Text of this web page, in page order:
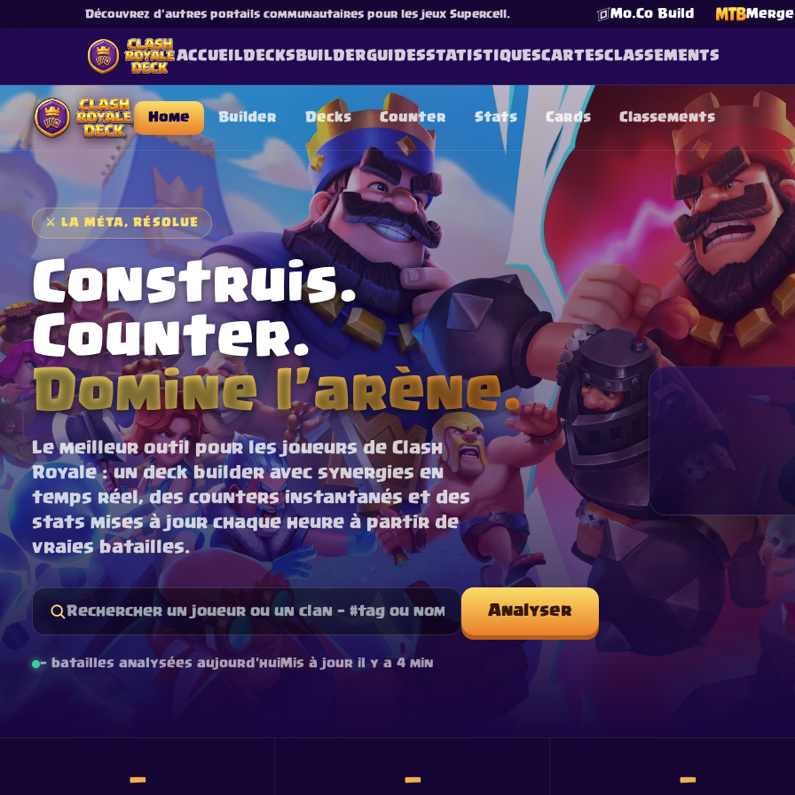
Découvrez d'autres portails communautaires pour les jeux Supercell. Mo.Co Build Merge
ACCUEILDECKSBUILDERGUIDESSTATISTIQUESCARTESCLASSEMENTS
Home Builder Decks Counter Stats Cards Classements
⚔ LA MÉTA, RÉSOLUE
Construis.
Counter.
Domine l'arène.
Le meilleur outil pour les joueurs de Clash
Royale : un deck builder avec synergies en
temps réel, des counters instantanés et des
stats mises à jour chaque heure à partir de
vraies batailles.
Analyser
— batailles analysées aujourd'huiMis à jour il y a 4 min
— — —
☕Offrez-moi un Café Rejoindre Discord
Decks Deck Builder Cards Leaderboards
FAQ
Contact Privacy Préférences cookies
© ClashRoyaleDeck.com Tous Droits Réservés.
This content is not affiliated with, endorsed, sponsored, or specifically approved by
is not responsible for it. For more information see
Supercell's Fan Content Policy .
additional details.